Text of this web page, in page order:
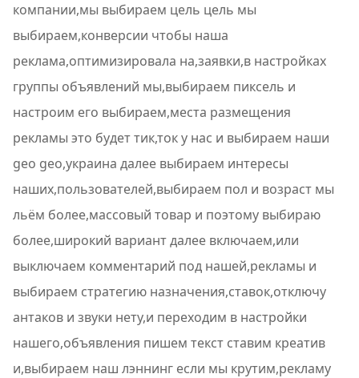
компании,мы выбираем цель цель мы
выбираем,конверсии чтобы наша
реклама,оптимизировала на,заявки,в настройках
группы объявлений мы,выбираем пиксель и
настроим его выбираем,места размещения
рекламы это будет тик,ток у нас и выбираем наши
geo geo,украина далее выбираем интересы
наших,пользователей,выбираем пол и возраст мы
льём более,массовый товар и поэтому выбираю
более,широкий вариант далее включаем,или
выключаем комментарий под нашей,рекламы и
выбираем стратегию назначения,ставок,отключу
антаков и звуки нету,и переходим в настройки
нашего,объявления пишем текст ставим креатив
и,выбираем наш лэннинг если мы крутим,рекламу